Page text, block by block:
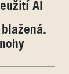
AI
blažená.